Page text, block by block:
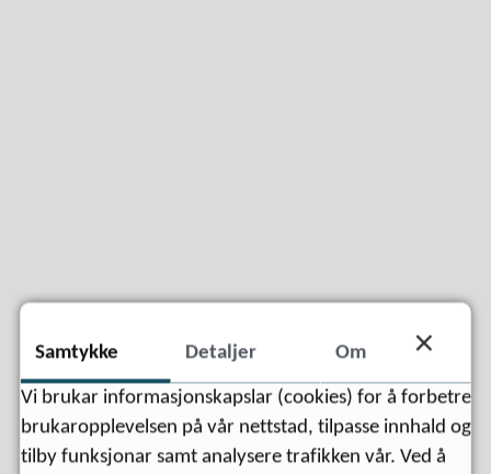
Fann du det du leita etter?
Ja Nei
Samtykke Detaljer Om
Vi brukar informasjonskapslar (cookies) for å forbetre
brukaropplevelsen på vår nettstad, tilpasse innhald og
tilby funksjonar samt analysere trafikken vår. Ved å